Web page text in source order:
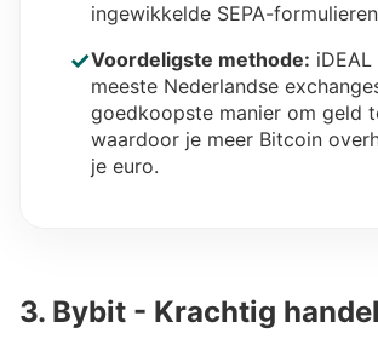
ingewikkelde SEPA-
✓Voordeligste methode:
meeste Nederlandse
goedkoopste manier om geld
waardoor je meer Bitcoin
je euro.
3. Bybit - Krachtig